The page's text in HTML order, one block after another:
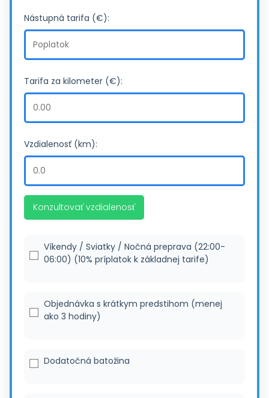
Nástupná tarifa (€):
Tarifa za kilometer (€):
Vzdialenosť (km):
Konzultovať vzdialenosť
Víkendy / Sviatky / Nočná preprava (22:00-
06:00) (10% príplatok k základnej tarife)
Objednávka s krátkym predstihom (menej
ako 3 hodiny)
Dodatočná batožina